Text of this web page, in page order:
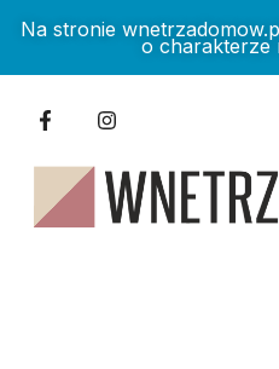
Na stronie
o charakterze